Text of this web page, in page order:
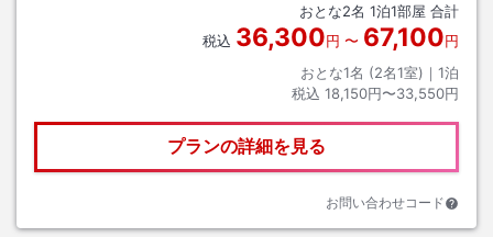
おとな2名 1泊1部屋 合計
税込 36,300円 〜 67,100円
おとな1名 (2名1室)｜ 1泊
税込 18,150円〜33,550円
プランの詳細を見る
お問い合わせコード